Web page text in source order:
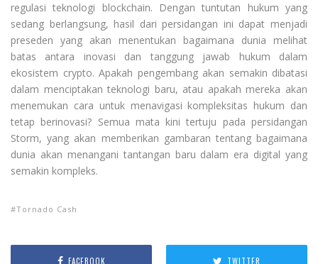
regulasi teknologi blockchain. Dengan tuntutan hukum yang
sedang berlangsung, hasil dari persidangan ini dapat menjadi
preseden yang akan menentukan bagaimana dunia melihat
batas antara inovasi dan tanggung jawab hukum dalam
ekosistem crypto. Apakah pengembang akan semakin dibatasi
dalam menciptakan teknologi baru, atau apakah mereka akan
menemukan cara untuk menavigasi kompleksitas hukum dan
tetap berinovasi? Semua mata kini tertuju pada persidangan
Storm, yang akan memberikan gambaran tentang bagaimana
dunia akan menangani tantangan baru dalam era digital yang
semakin kompleks.
Tornado Cash
FACEBOOK TWITTER